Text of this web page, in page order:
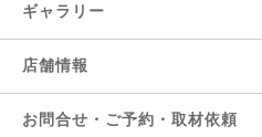
ギャラリー
店舗情報
お問合せ・ご予約・取材依頼